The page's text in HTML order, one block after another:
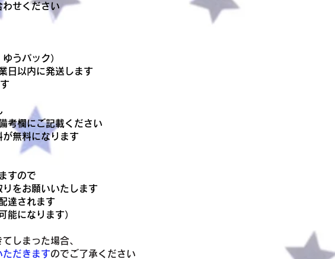
せください
うパック）
日以内に発送します
考欄にご記載ください
無料になります
すので
をお願いいたします
達されます
能になります）
しまった場合、
ただきますのでご了承ください